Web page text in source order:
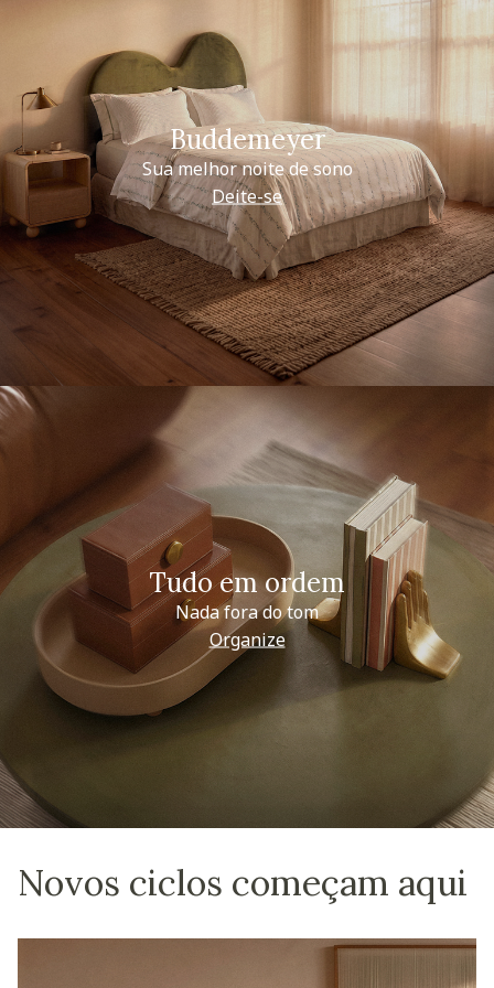
Buddemeyer
Sua melhor noite de sono
Deite-se
Tudo em ordem
Nada fora do tom
Organize
Novos ciclos começam aqui